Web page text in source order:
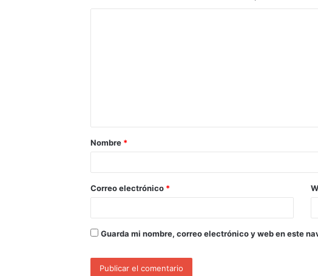
Nombre *
Correo electrónico *
Guarda mi nombre, correo electrónico y web en este